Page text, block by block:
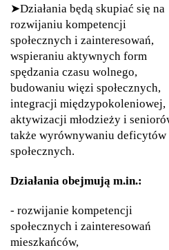
➤Działania będą skupiać się na
rozwijaniu kompetencji
społecznych i zainteresowań,
wspieraniu aktywnych form
spędzania czasu wolnego,
budowaniu więzi społecznych,
integracji międzypokoleniowej,
aktywizacji młodzieży i
także wyrównywaniu deficytów
społecznych.
Działania obejmują m.in.:
- rozwijanie kompetencji
społecznych i zainteresowań
mieszkańców,